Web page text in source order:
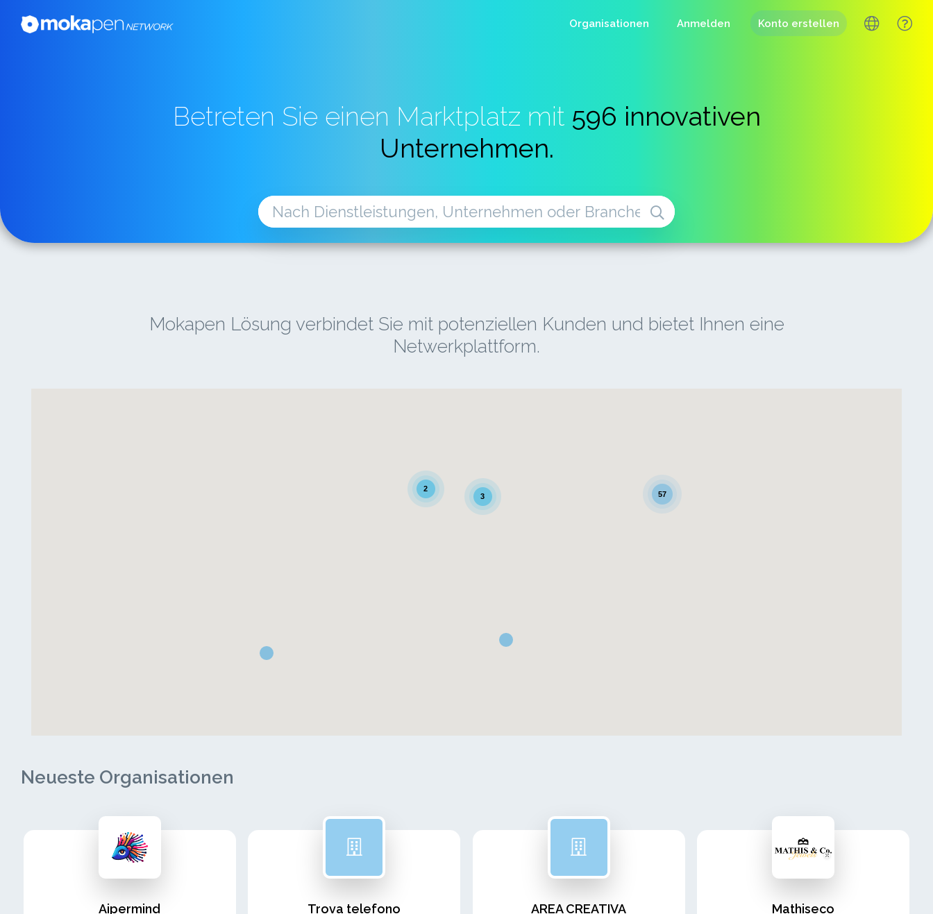
Organisationen Anmelden Konto erstellen
Betreten Sie einen Marktplatz mit 596 innovativen
Unternehmen.
Mokapen Lösung verbindet Sie mit potenziellen Kunden und bietet Ihnen eine
Netwerkplattform.
57
2
3
Neueste Organisationen
Aipermind Trova telefono AREA CREATIVA Mathiseco